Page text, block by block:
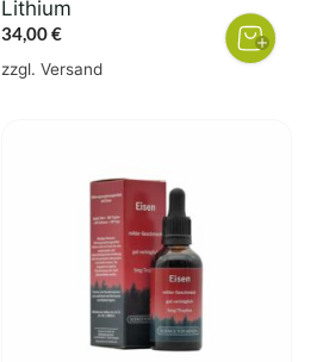
Lithium
34,00€
zzgl. Versand